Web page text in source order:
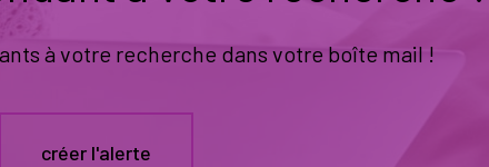
à votre recherche dans votre boîte mail !
créer l'alerte